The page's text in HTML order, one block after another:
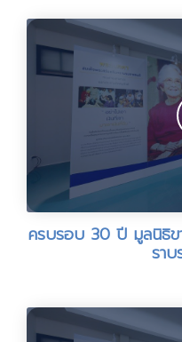
ครบรอบ 30 ปี มูลนิธิข
รา